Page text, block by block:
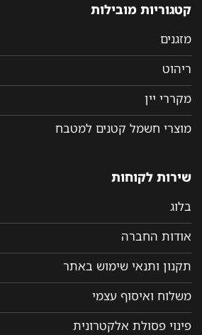
קטגוריות מובילות
מזגנים
ריהוט
מקררי יין
מוצרי חשמל קטנים למטבח
שירות לקוחות
בלוג
אודות החברה
תקנון ותנאי שימוש באתר
משלוח ואיסוף עצמי
פינוי פסולת אלקטרונית